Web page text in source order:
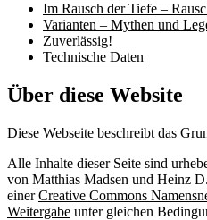
Im Rausch der Tiefe –
Varianten – Mythen und
Zuverlässig!
Technische Daten
Über diese Website
Diese Webseite beschreibt das
Alle Inhalte dieser Seite sind
von Matthias Madsen und Heinz
einerCreative Commons
Weitergabe unter gleichen